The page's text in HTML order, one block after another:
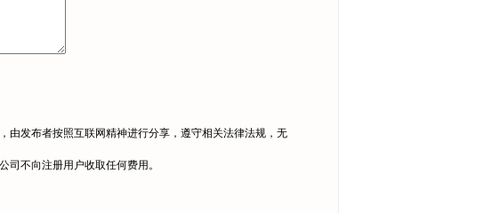
由发布者按照互联网精神进行分享，遵守相关法律法规，无
不向注册用户收取任何费用。